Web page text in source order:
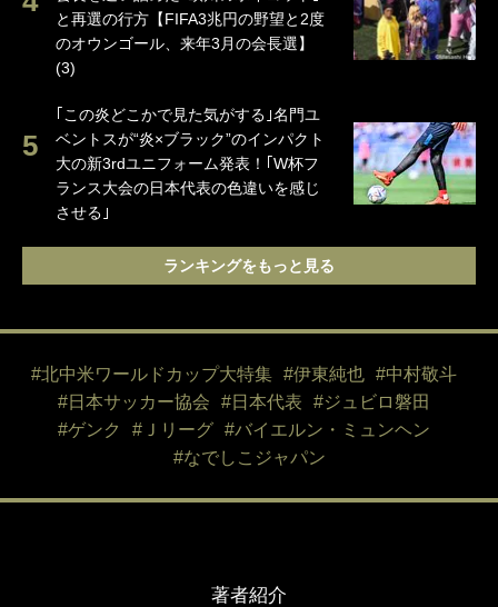
と再選の行方【FIFA3兆円の野望と2度
のオウンゴール、来年3月の会長選】
(3)
｢この炎どこかで見た気がする｣名門ユ
ベントスが“炎×ブラック”のインパクト
大の新3rdユニフォーム発表！｢W杯フ
ランス大会の日本代表の色違いを感じ
させる｣
ランキングをもっと見る
#北中米ワールドカップ大特集 #伊東純也
#中村敬斗
#日本サッカー協会
#日本代表
#ジュビロ磐田
#ゲンク
#Ｊリーグ
#バイエルン・ミュンヘン
#なでしこジャパン
著者紹介